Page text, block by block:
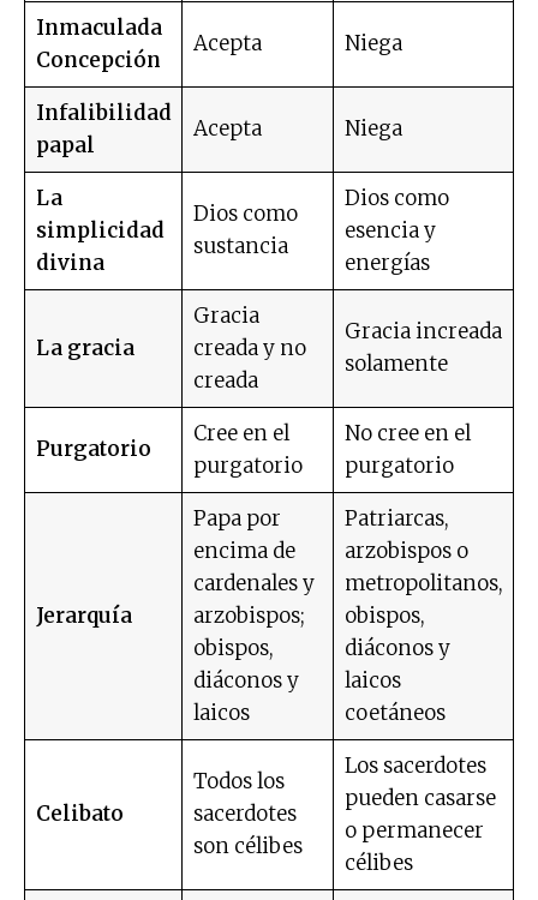
Inmaculada
Concepción
Acepta Niega
Infalibilidad
papal
Acepta Niega
La
simplicidad
divina
Dios como
sustancia
Dios como
esencia y
energías
La gracia
Gracia
creada y no
creada
Gracia increada
solamente
Purgatorio
Cree en el
purgatorio
No cree en el
purgatorio
Jerarquía
Papa por
encima de
cardenales y
arzobispos;
obispos,
diáconos y
laicos
Patriarcas,
arzobispos o
metropolitanos,
obispos,
diáconos y
laicos
coetáneos
Celibato
Todos los
sacerdotes
son célibes
Los sacerdotes
pueden casarse
o permanecer
célibes